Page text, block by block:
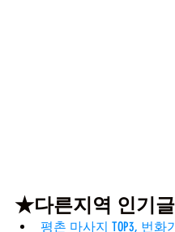
★다른지역 인기글
평촌 마사지 TOP3, 번화